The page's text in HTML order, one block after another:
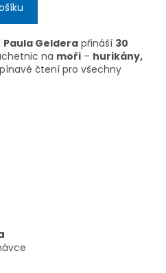
Paula Geldera přináší 30
na moři – hurikány,
čtení pro všechny